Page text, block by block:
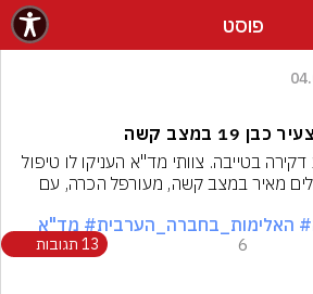
פוסט
במצב קשה
גבר כבן 19 נפצע באירוע דקירה בטייבה. צוותי מד"א העניקו לו טיפול
# האלימות_בחברה_הערבית# מד"א
6 13 תגובות